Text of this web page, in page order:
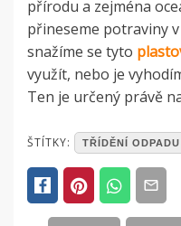
přírodu a zejména
přineseme potraviny
snažíme se tyto
využít, nebo je
Ten je určený právě
POSTED
ČLÁNKY
ŠTÍTKY: TŘÍDĚNÍ ODPADU